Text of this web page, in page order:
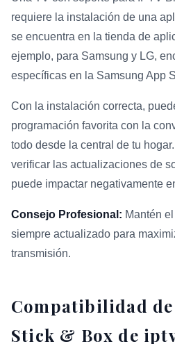
requiere la instalación de una
se encuentra en la tienda de
ejemplo, para Samsung y LG,
específicas en la Samsung App
Con la instalación correcta,
programación favorita con la
todo desde la central de tu
verificar las actualizaciones de
puede impactar negativamente
Consejo Profesional: Mantén
siempre actualizado para
transmisión.
Compatibilidad
Stick & Box de